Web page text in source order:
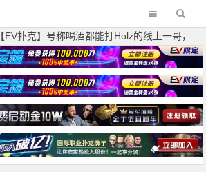
【EV扑克】号称喝酒都能打Holz的线上一哥，仅2年从免费赛打到世界最高额